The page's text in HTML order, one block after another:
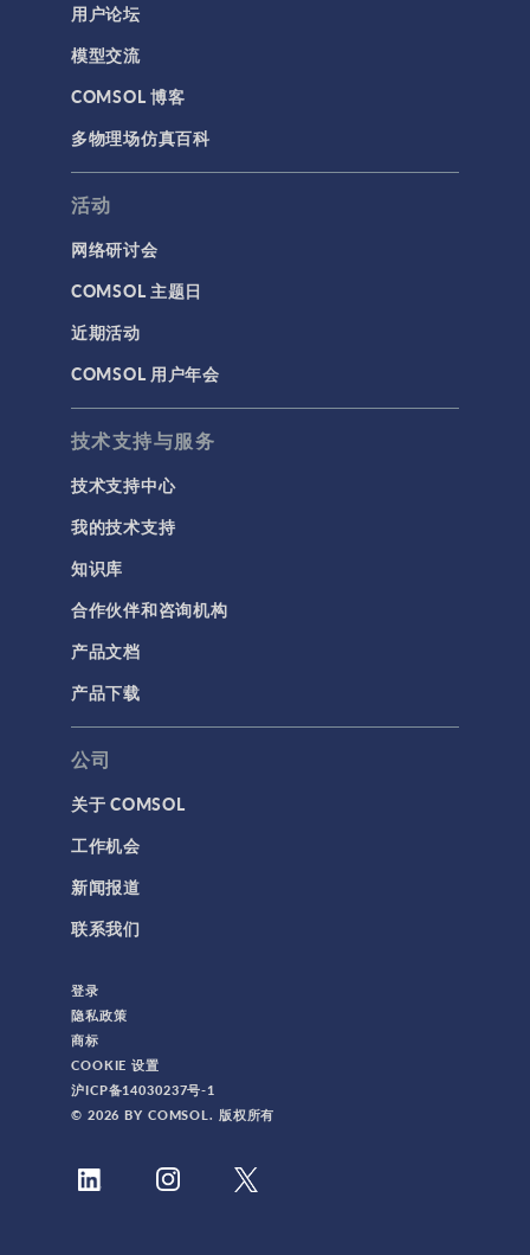
用户论坛
模型交流
COMSOL 博客
多物理场仿真百科
活动
网络研讨会
COMSOL 主题日
近期活动
COMSOL 用户年会
技术支持与服务
技术支持中心
我的技术支持
知识库
合作伙伴和咨询机构
产品文档
产品下载
公司
关于 COMSOL
工作机会
新闻报道
联系我们
登录
隐私政策
商标
COOKIE 设置
沪ICP备14030237号-1
© 2026 BY COMSOL. 版权所有